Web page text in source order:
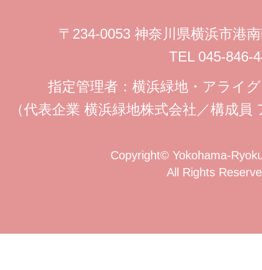
〒234-0053 神奈川県横浜市港
TEL 045-846-
指定管理者：横浜緑地・アライ
（代表企業 横浜緑地株式会社／構成
Copyright© Yokohama-
All Rights